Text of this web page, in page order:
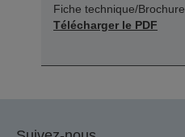
Fiche technique/Brochure
Télécharger le PDF